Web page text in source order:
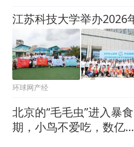
环球网产经
北京的“毛毛虫”进入暴食
期，小鸟不爱吃，数亿头